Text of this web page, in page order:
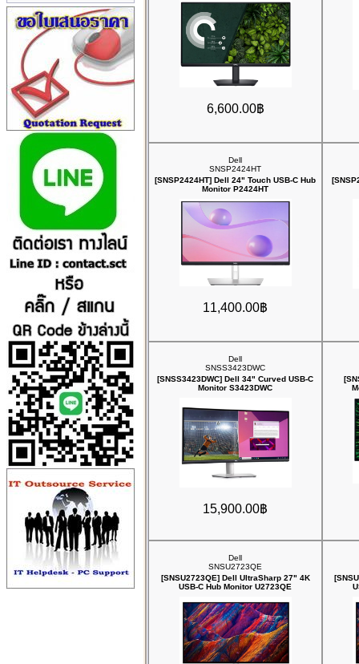
6,600.00฿
Dell
SNSP2424HT
[SNSP2424HT] Dell 24" Touch USB-C Hub
Monitor P2424HT
11,400.00฿
Dell
SNSS3423DWC
[SNSS3423DWC] Dell 34" Curved USB-C
Monitor S3423DWC
15,900.00฿
Dell
SNSU2723QE
[SNSU2723QE] Dell UltraSharp 27" 4K
USB-C Hub Monitor U2723QE